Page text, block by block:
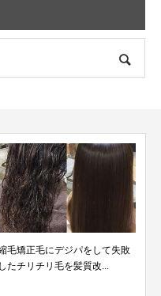
ブリーチした髪にパーマして
敗した髪を直します。